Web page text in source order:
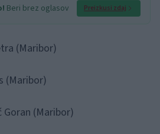
Beri brez oglasov Preizkusi zdaj
(Maribor)
(Maribor)
Goran (Maribor)